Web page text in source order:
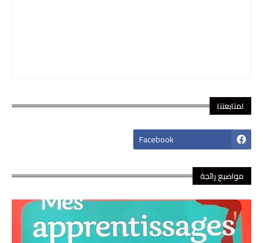
لمتابعتنا
Facebook
مواضيع رائجة